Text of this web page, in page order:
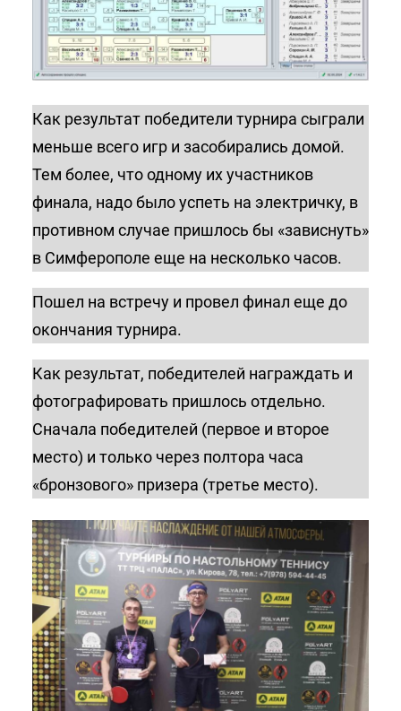
Как результат победители турнира сыграли
меньше всего игр и засобирались домой.
Тем более, что одному их участников
финала, надо было успеть на электричку, в
противном случае пришлось бы «зависнуть»
в Симферополе еще на несколько часов.
Пошел на встречу и провел финал еще до
окончания турнира.
Как результат, победителей награждать и
фотографировать пришлось отдельно.
Сначала победителей (первое и второе
место) и только через полтора часа
«бронзового» призера (третье место).